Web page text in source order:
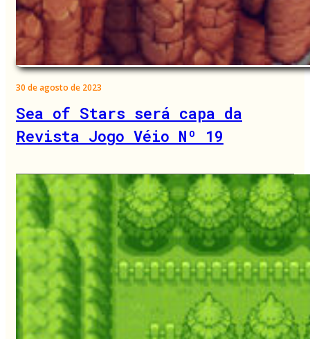
30 de agosto de 2023
Sea of Stars será capa da
Revista Jogo Véio Nº 19